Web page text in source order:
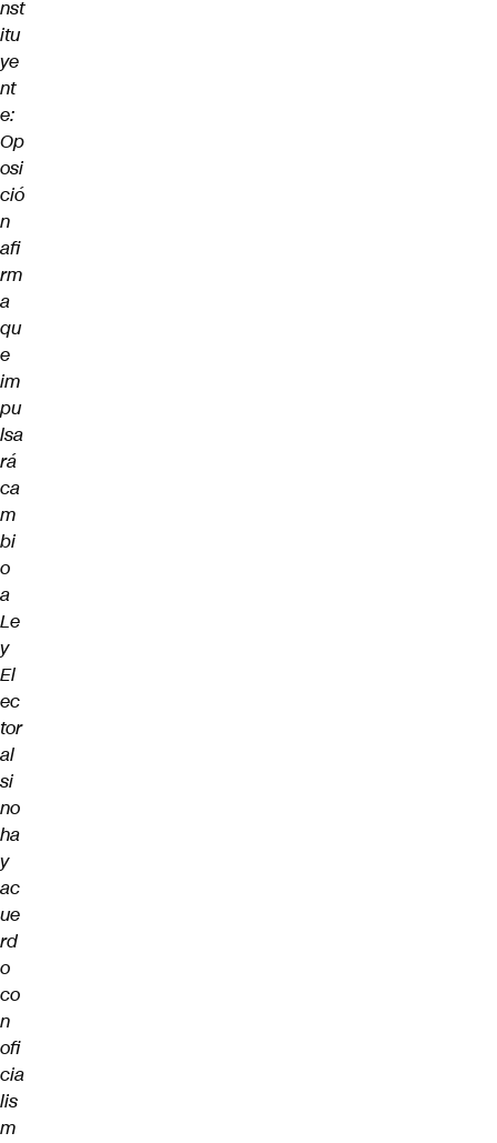
nst
itu
ye
nt
e:
Op
osi
ció
n
afi
rm
a
qu
e
im
pu
lsa
rá
ca
m
bi
o
a
Le
y
El
ec
tor
al
si
no
ha
y
ac
ue
rd
o
co
n
ofi
cia
lis
m